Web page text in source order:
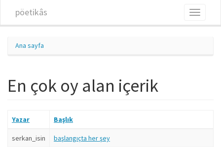
pöetikâs
Toggle
Ana sayfa
En çok oy alan içerik
Yazar Başlık
serkan_isin başlangıçta her şey